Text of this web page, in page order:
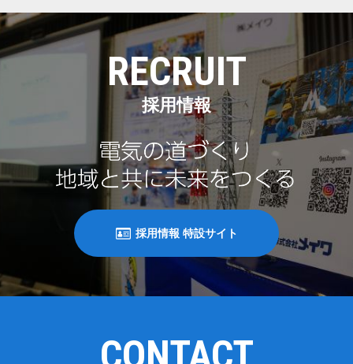
RECRUIT
採用情報
採用情報 特設サイト